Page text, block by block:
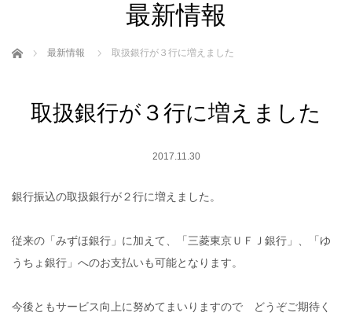
最新情報
ホーム 最新情報 取扱銀行が３行に増えました
取扱銀行が３行に増えました
2017.11.30
銀行振込の取扱銀行が２行に増えました。
従来の「みずほ銀行」に加えて、「三菱東京ＵＦＪ銀行」、「ゆ
うちょ銀行」へのお支払いも可能となります。
今後ともサービス向上に努めてまいりますので どうぞご期待く